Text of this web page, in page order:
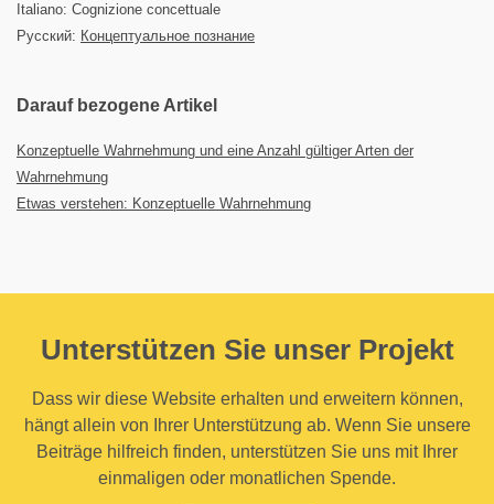
Italiano: Cognizione concettuale
Русский: Концептуальное познание
Darauf bezogene Artikel
Konzeptuelle Wahrnehmung und eine Anzahl gültiger Arten der
Wahrnehmung
Etwas verstehen: Konzeptuelle Wahrnehmung
Unterstützen Sie unser Projekt
Dass wir diese Website erhalten und erweitern können,
hängt allein von Ihrer Unterstützung ab. Wenn Sie unsere
Beiträge hilfreich finden, unterstützen Sie uns mit Ihrer
einmaligen oder monatlichen Spende.